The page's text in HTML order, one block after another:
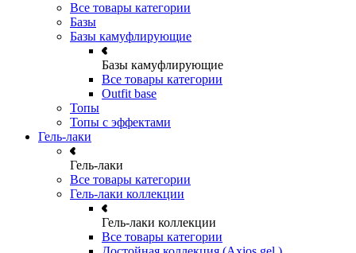
Все товары категории
Базы
Базы камуфлирующие
Базы камуфлирующие
Все товары категории
Outfit base
Топы
Топы с эффектами
Гель-лаки
Гель-лаки
Все товары категории
Гель-лаки коллекции
Гель-лаки коллекции
Все товары категории